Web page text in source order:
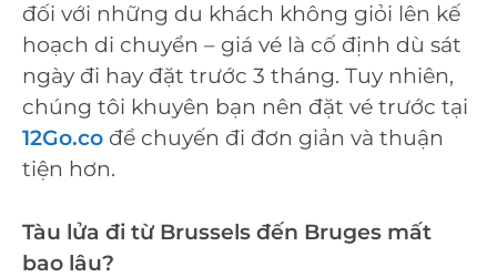
đối với những du khách không giỏi lên kế
hoạch di chuyển – giá vé là cố định dù sát
ngày đi hay đặt trước 3 tháng. Tuy nhiên,
chúng tôi khuyên bạn nên đặt vé trước tại
12Go.co để chuyến đi đơn giản và thuận
tiện hơn.
Tàu lửa đi từ Brussels đến Bruges mất
bao lâu?